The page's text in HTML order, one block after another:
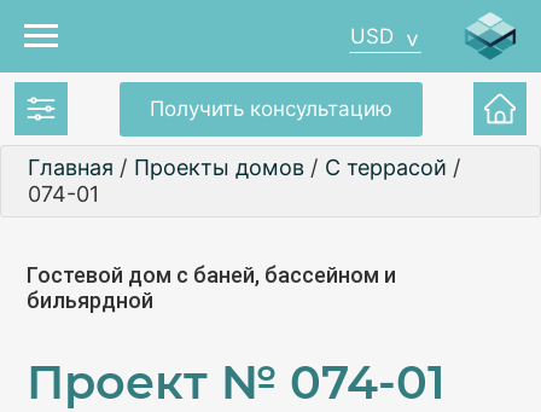
Получить консультацию
USD
Главная / Проекты домов / С террасой /
074-01
Гостевой дом с баней, бассейном и
бильярдной
Проект № 074-01